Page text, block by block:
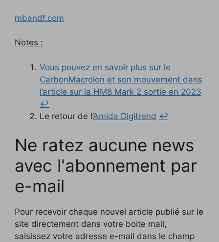
mbandf.com
Notes :
Vous pouvez en savoir plus sur le
CarbonMacrolon et son mouvement dans
l’article sur la HM8 Mark 2 sortie en 2023
↩︎
Le retour de l’Amida Digitrend ↩︎
Ne ratez aucune news
avec l'abonnement par
e-mail
Pour recevoir chaque nouvel article publié sur le
site directement dans votre boite mail,
saisissez votre adresse e-mail dans le champ